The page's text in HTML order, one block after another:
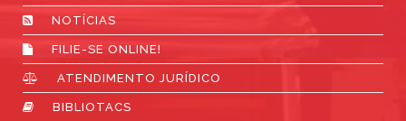
NOTÍCIAS
FILIE-SE ONLINE!
ATENDIMENTO JURÍDICO
BIBLIOTACS